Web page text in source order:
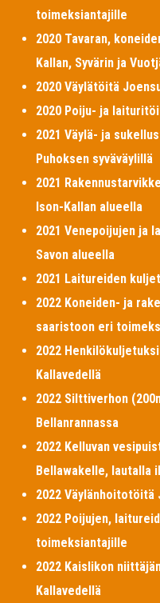
toimeksiantajille
2020 Tavaran,
Kallan, Syvärin ja
2020 Väylätöitä
2020 Poiju- ja
2021 Väylä- ja
Puhoksen syväväylillä
2021
Ison-Kallan alueella
2021 Venepoijujen ja
Savon alueella
2021 Laitureiden
2022 Koneiden- ja
saaristoon eri
2022
Kallavedellä
2022 Silttiverhon
Bellanrannassa
2022 Kelluvan
Bellawakelle,
2022
2022 Poijujen,
toimeksiantajille
2022 Kaislikon
Kallavedellä